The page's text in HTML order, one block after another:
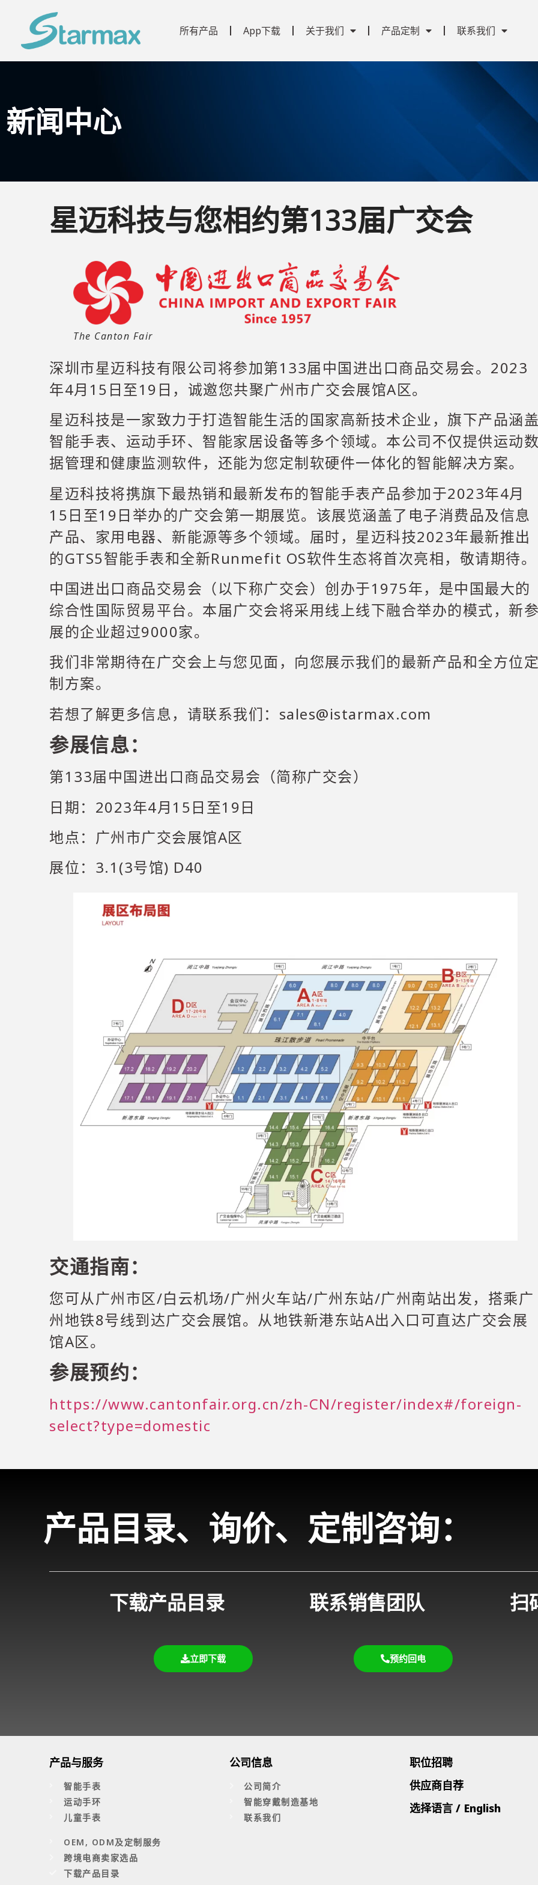
所有产品 App下载 关于我们 产品定制 联系我们
新闻中心
星迈科技与您相约第133届广交会
The Canton Fair
深圳市星迈科技有限公司将参加第133届中国进出口商品交易会。2023
年4月15日至19日，诚邀您共聚广州市广交会展馆A区。
星迈科技是一家致力于打造智能生活的国家高新技术企业，旗下产品涵
智能手表、运动手环、智能家居设备等多个领域。本公司不仅提供运动
据管理和健康监测软件，还能为您定制软硬件一体化的智能解决方案。
星迈科技将携旗下最热销和最新发布的智能手表产品参加于2023年4月
15日至19日举办的广交会第一期展览。该展览涵盖了电子消费品及信息
产品、家用电器、新能源等多个领域。届时，星迈科技2023年最新推出
的GTS5智能手表和全新Runmefit OS软件生态将首次亮相，敬请期待。
中国进出口商品交易会（以下称广交会）创办于1975年，是中国最大的
综合性国际贸易平台。本届广交会将采用线上线下融合举办的模式，新
展的企业超过9000家。
我们非常期待在广交会上与您见面，向您展示我们的最新产品和全方位
制方案。
若想了解更多信息，请联系我们：sales@istarmax.com
参展信息：
第133届中国进出口商品交易会（简称广交会）
日期：2023年4月15日至19日
地点：广州市广交会展馆A区
展位：3.1(3号馆) D40
交通指南：
您可从广州市区/白云机场/广州火车站/广州东站/广州南站出发，搭乘广
州地铁8号线到达广交会展馆。从地铁新港东站A出入口可直达广交会展
馆A区。
参展预约：
https://www.cantonfair.org.cn/zh-CN/register/index#/foreign-
select?type=domestic
产品目录、询价、定制咨询：
下载产品目录
立即下载
联系销售团队
预约回电
扫
产品与服务
智能手表
运动手环
儿童手表
OEM, ODM及定制服务
跨境电商卖家选品
下载产品目录
公司信息
公司简介
智能穿戴制造基地
联系我们
职位招聘
供应商自荐
选择语言 / English